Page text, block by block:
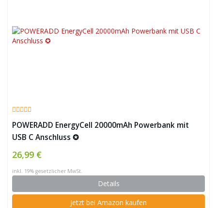
POWERADD EnergyCell 20000mAh Powerbank mit
USB C Anschluss ✪
26,99 €
inkl. 19% gesetzlicher MwSt.
Details
Jetzt bei Amazon kaufen